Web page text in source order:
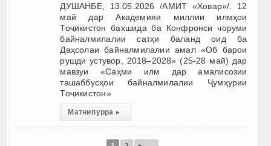
ДУШАНБЕ, 13.05.2026 /АМИТ «Ховар»/. 12
май дар Академияи миллии илмҳои
Тоҷикистон бахшида ба Конфронси чоруми
байналмилалии сатҳи баланд оид ба
Даҳсолаи байналмилалии амал «Об барои
рушди устувор, 2018–2028» (25-28 май) дар
мавзуи «Саҳми илм дар амалисозии
ташаббусҳои байналмилалии Ҷумҳурии
Тоҷикистон»
Матни пурра ▸